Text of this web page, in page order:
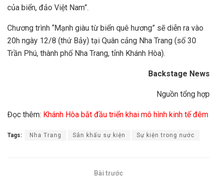
của biển, đảo Việt Nam”.
Chương trình “Mạnh giàu từ biển quê hương” sẽ diễn ra vào
20h ngày 12/8 (thứ Bảy) tại Quân cảng Nha Trang (số 30
Trần Phú, thành phố Nha Trang, tỉnh Khánh Hòa).
Backstage News
Nguồn tổng hợp
Đọc thêm: Khánh Hòa bắt đầu triển khai mô hình kinh tế đêm
Tags: Nha Trang Sân khấu sự kiện Sự kiện trong nước
Bài trước